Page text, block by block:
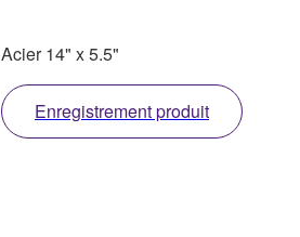
Acier 14" x 5.5"
Enregistrement produit